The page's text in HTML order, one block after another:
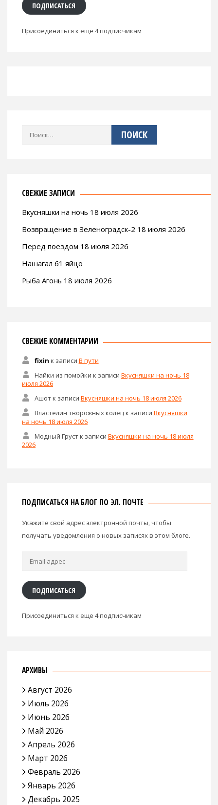
ПОДПИСАТЬСЯ
Присоединиться к еще 4 подписчикам
Найти:
СВЕЖИЕ ЗАПИСИ
Вкусняшки на ночь 18 июля 2026
Возвращение в Зеленоградск-2 18 июля 2026
Перед поездом 18 июля 2026
Нашагал 61 яйцо
Рыба Агонь 18 июля 2026
СВЕЖИЕ КОММЕНТАРИИ
fixin к записи В пути
Найки из помойки к записи Вкусняшки на ночь 18
июля 2026
Ашотк записи Вкусняшки на ночь 18 июля 2026
Властелин творожных колец к записи Вкусняшки
на ночь 18 июля 2026
Модный Грустк записи Вкусняшки на ночь 18 июля
2026
ПОДПИСАТЬСЯ НА БЛОГ ПО ЭЛ. ПОЧТЕ
Укажите свой адрес электронной почты, чтобы
получать уведомления о новых записях в этом блоге.
Email
ПОДПИСАТЬСЯ
Присоединиться к еще 4 подписчикам
АРХИВЫ
Август 2026
Июль 2026
Июнь 2026
Май 2026
Апрель 2026
Март 2026
Февраль 2026
Январь 2026
Декабрь 2025